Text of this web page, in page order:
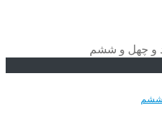
ششم